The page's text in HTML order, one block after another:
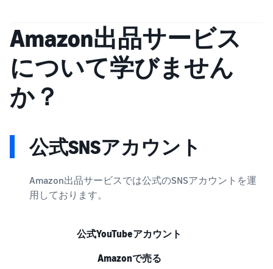
Amazon出品サービス
について学びません
か？
公式SNSアカウント
Amazon出品サービスでは公式のSNSアカウントを運
用しております。
公式YouTubeアカウント
Amazonで売る